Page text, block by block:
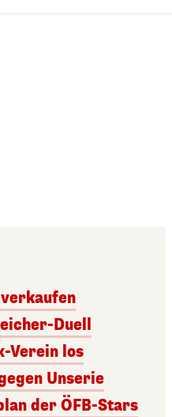
Duell
Verein los
Unserie
der ÖFB-Stars